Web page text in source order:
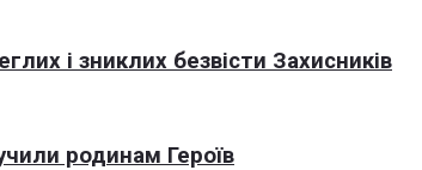
і зниклих безвісти Захисників
родинам Героїв